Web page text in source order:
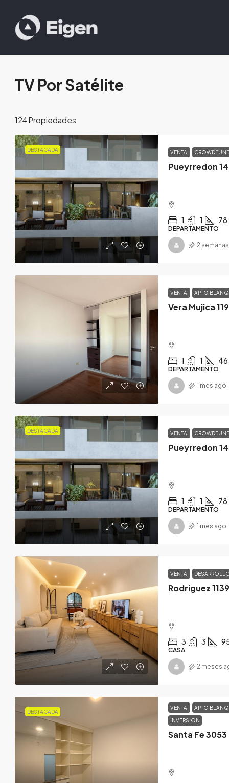
TV Por Satélite
124 Propiedades
DESTACADA VENTA
1 1 78
DEPARTAMENTO
2
VENTA APTO
Vera Mujica
1 1 46
DEPARTAMENTO
1 mes ago
DESTACADA VENTA
1 1 78
DEPARTAMENTO
1 mes ago
VENTA
Rodriguez
3 3
CASA
2 meses
DESTACADA
VENTA APTO
INVERSION